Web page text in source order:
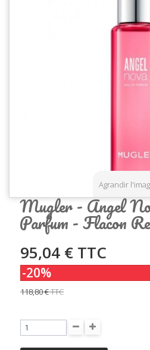
Agrandir
Mugler - Angel
Parfum - Flacon
95,04 € TTC
-20%
118,80 €TTC